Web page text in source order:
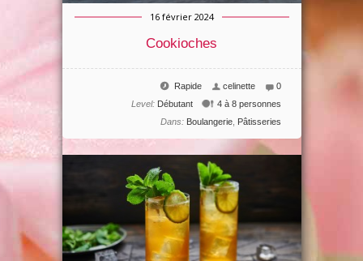
16 février 2024
Cookioches
0
celinette
Rapide
4 à 8 personnes
Level: Débutant
Dans: Boulangerie, Pâtisseries